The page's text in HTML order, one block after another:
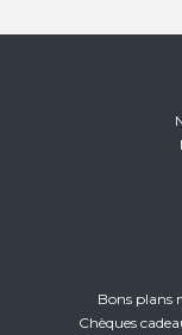
Bons plans
Chèques